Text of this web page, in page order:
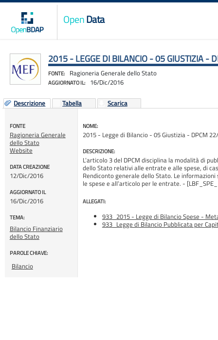
OpenData
2015 - LEGGE DI BILANCIO - 05 GIUSTIZIA -
FONTE: Ragioneria Generale dello Stato
AGGIORNATO IL: 16/Dic/2016
Descrizione Tabella Scarica
FONTE
Ragioneria Generale
dello Stato
Website
DATA CREAZIONE
12/Dic/2016
AGGIORNATO IL
16/Dic/2016
TEMA:
Bilancio Finanziario
dello Stato
PAROLE CHIAVE:
Bilancio
NOME:
2015 - Legge di Bilancio - 05 Giustizia - DPCM
DESCRIZIONE:
L’articolo 3 del DPCM disciplina la modalità di
dello Stato relativi alle entrate e alle spese, di
Rendiconto generale dello Stato. Le
le spese e all’articolo per le entrate. -
ALLEGATI:
933_2015 - Legge di Bilancio Spese -
933_Legge di Bilancio Pubblicata per